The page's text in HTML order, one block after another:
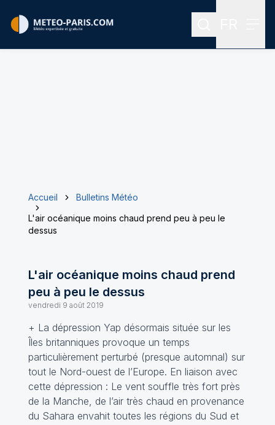
Rechercher
Accueil
Bulletins Météo
L'air océanique moins chaud prend peu à peu le
dessus
L'air océanique moins chaud prend
peu à peu le dessus
vendredi 9 août 2019
+ La dépression Yap désormais située sur les
Îles britanniques provoque un temps
particulièrement perturbé (presque automnal) sur
tout le Nord-ouest de l’Europe. En liaison avec
cette dépression : Le vent souffle très fort près
de la Manche, de l’air très chaud en provenance
du Sahara envahit toutes les régions du Sud et